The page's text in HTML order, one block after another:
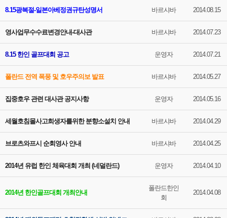
8.15광복절-일본아베정권규탄성명서 바르샤바 2014.08.15
영사업무수수료변경안내-대사관 바르샤바 2014.07.23
8.15 한인 골프대회 공고 운영자 2014.07.21
폴란드 전역 폭풍 및 호우주의보 발표 바르샤바 2014.05.27
집중호우 관련 대사관 공지사항 운영자 2014.05.16
세월호침몰사고희생자를위한 분향소설치 안내 바르샤바 2014.04.29
브로츠와프시 순회영사 안내 바르샤바 2014.04.25
2014년 유럽 한인 체육대회 개최 (네덜란드) 운영자 2014.04.10
2014년 한인골프대회 개최안내
폴란드한인
회
2014.04.08